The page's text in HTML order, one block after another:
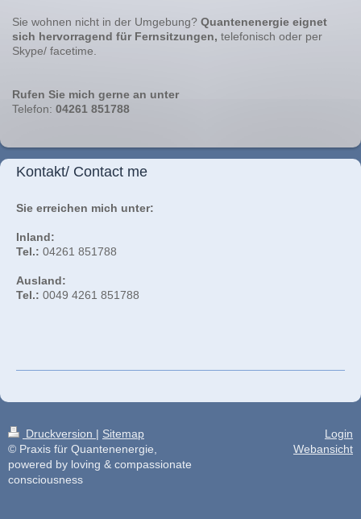
Sie wohnen nicht in der Umgebung? Quantenenergie eignet
sich hervorragend für Fernsitzungen, telefonisch oder per
Skype/ facetime.
Rufen Sie mich gerne an unter
Telefon: 04261 851788
Kontakt/ Contact me
Sie erreichen mich unter:
Inland:
Tel.: 04261 851788
Ausland:
Tel.: 0049 4261 851788
Druckversion | Sitemap
© Praxis für Quantenenergie,
powered by loving & compassionate
consciousness
Login
Webansicht